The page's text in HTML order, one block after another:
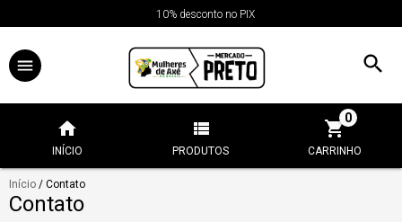
10% desconto no PIX
INÍCIO PRODUTOS CARRINHO
0
Início / Contato
Contato